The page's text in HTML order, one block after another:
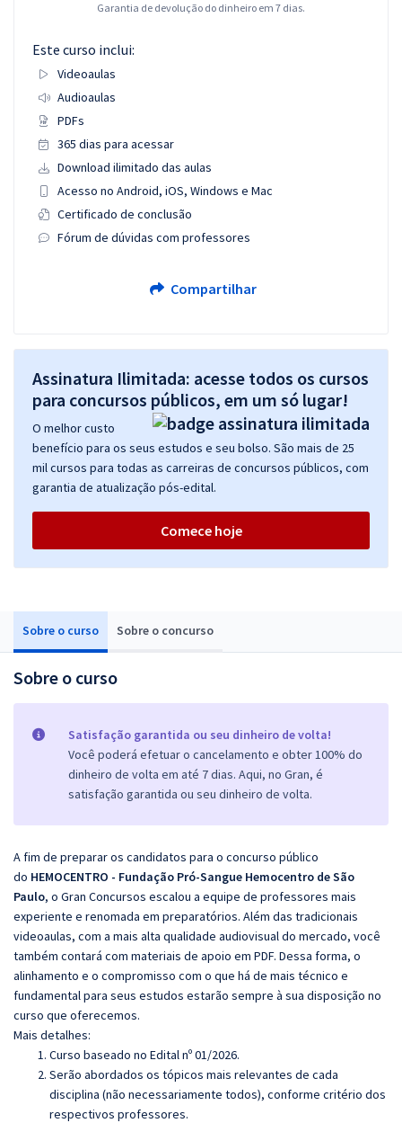
Sobre o curso Sobre o concurso
Sobre o curso
Satisfação garantida ou seu dinheiro de volta!
Você poderá efetuar o cancelamento e obter 100% do
dinheiro de volta em até 7 dias. Aqui, no Gran, é
satisfação garantida ou seu dinheiro de volta.
A fim de preparar os candidatos para o concurso público
do HEMOCENTRO - Fundação Pró-Sangue Hemocentro de São
Paulo, o Gran Concursos escalou a equipe de professores mais
experiente e renomada em preparatórios. Além das tradicionais
videoaulas, com a mais alta qualidade audiovisual do mercado, você
também contará com materiais de apoio em PDF. Dessa forma, o
alinhamento e o compromisso com o que há de mais técnico e
fundamental para seus estudos estarão sempre à sua disposição no
curso que oferecemos.
Mais detalhes:
Curso baseado no Edital nº 01/2026.
Serão abordados os tópicos mais relevantes de cada
disciplina (não necessariamente todos), conforme critério dos
respectivos professores.
Garantia de devolução do dinheiro em 7 dias.
Este curso inclui:
Videoaulas
Audioaulas
PDFs
365 dias para acessar
Download ilimitado das aulas
Acesso no Android, iOS, Windows e Mac
Certificado de conclusão
Fórum de dúvidas com professores
Compartilhar
Assinatura Ilimitada: acesse todos os cursos
para concursos públicos, em um só lugar!
O melhor custo
benefício para os seus estudos e seu bolso. São mais de 25
mil cursos para todas as carreiras de concursos públicos, com
garantia de atualização pós-edital.
Comece hoje